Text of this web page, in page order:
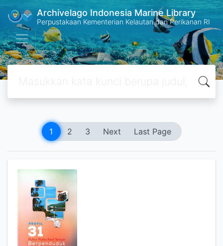
Archivelago Indonesia Marine Library
Perpustakaan Kementerian Kelautan dan Perikanan RI
1 2 3 Next Last Page